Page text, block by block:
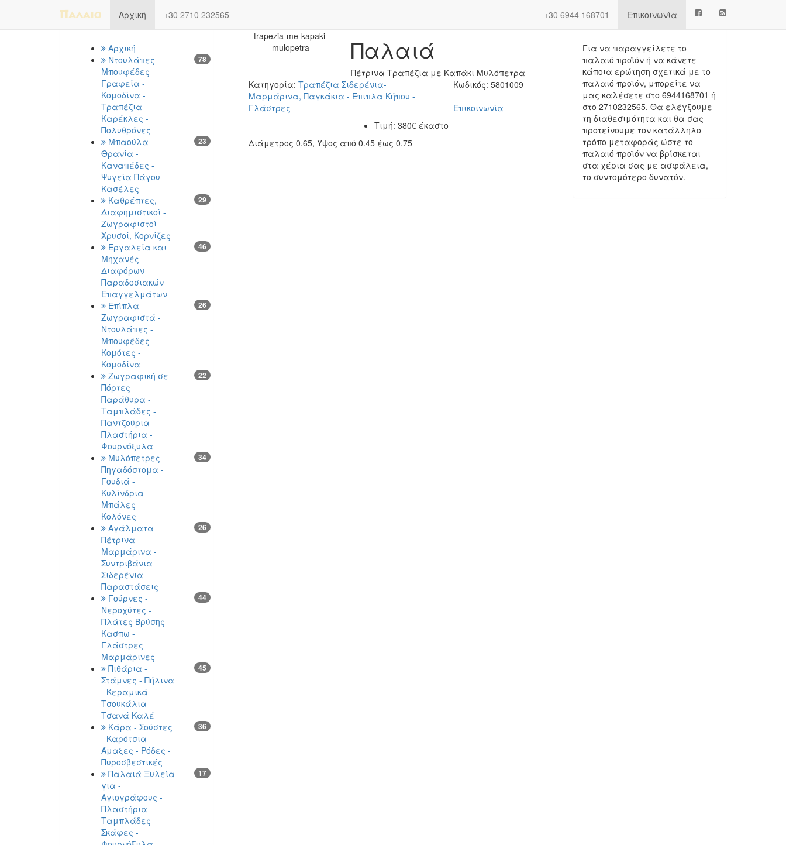
Αρχική +30 2710 232565 +30 6944 168701 Επικοινωνία (current)
Previous Next
Κατηγορίες
Αρχική
Ντουλάπες -
Μπουφέδες -
Γραφεία -
Κομοδίνα -
Τραπέζια -
Καρέκλες -
Πολυθρόνες
78
Μπαούλα -
Θρανία -
Καναπέδες -
Ψυγεία Πάγου -
Κασέλες
23
Καθρέπτες,
Διαφημιστικοί -
Ζωγραφιστοί -
Χρυσοί, Κορνίζες
29
Εργαλεία και
Μηχανές
Διαφόρων
Παραδοσιακών
Επαγγελμάτων
46
Επίπλα
Ζωγραφιστά -
Ντουλάπες -
Μπουφέδες -
Κομότες -
Κομοδίνα
26
Ζωγραφική σε
Πόρτες -
Παράθυρα -
Ταμπλάδες -
Παντζούρια -
Πλαστήρια -
Φουρνόξυλα
22
Μυλόπετρες -
Πηγαδόστομα -
Γουδιά -
Κυλίνδρια -
Μπάλες -
Κολόνες
34
Αγάλματα
Πέτρινα
Μαρμάρινα -
Συντριβάνια
Σιδερένια
Παραστάσεις
26
Γούρνες -
Νεροχύτες -
Πλάτες Βρύσης -
Κασπω -
Γλάστρες
Μαρμάρινες
44
Πιθάρια -
Στάμνες - Πήλινα
- Κεραμικά -
Τσουκάλια -
Τσανά Καλέ
45
Κάρα - Σούστες
- Καρότσια -
Άμαξες - Ρόδες -
Πυροσβεστικές
36
Παλαιά Ξυλεία
για -
Αγιογράφους -
Πλαστήρια -
Ταμπλάδες -
Σκάφες -
17
Παλαιά
Πέτρινα Τραπέζια με Καπάκι Μυλόπετρα
Κατηγορία: Τραπέζια Σιδερένια-
Μαρμάρινα, Παγκάκια - Έπιπλα Κήπου -
Γλάστρες
Κωδικός: 5801009
Επικοινωνία
Τιμή: 380€ έκαστο
Διάμετρος 0.65, Ύψος από 0.45 έως 0.75
Πληροφορίες
Για να παραγγείλετε το
παλαιό προϊόν ή να κάνετε
κάποια ερώτηση σχετικά με το
παλαιό προϊόν, μπορείτε να
μας καλέσετε στο 6944168701 ή
στο 2710232565. Θα ελέγξουμε
τη διαθεσιμότητα και θα σας
προτείνουμε τον κατάλληλο
τρόπο μεταφοράς ώστε το
παλαιό προϊόν να βρίσκεται
στα χέρια σας με ασφάλεια,
το συντομότερο δυνατόν.